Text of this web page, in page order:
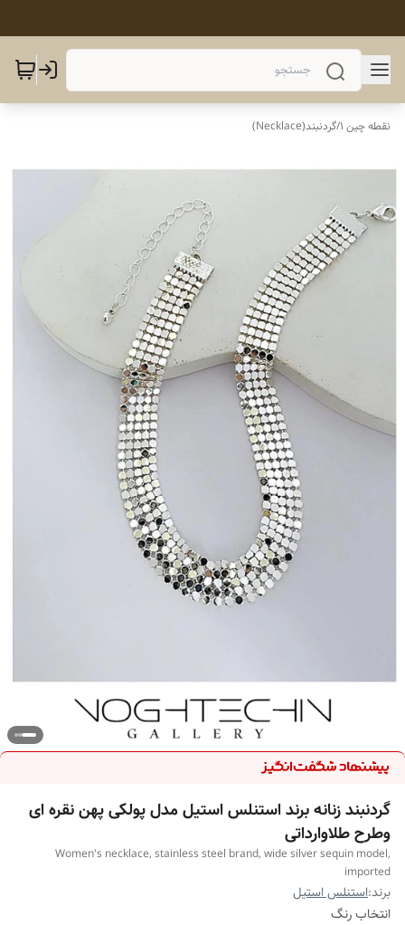
نقطه چین 1 /گردنبند(Necklace)
گردنبند زنانه برند استنلس استیل مدل پولکی پهن نقره ای
وطرح طلاوارداتی
Women's necklace, stainless steel brand, wide silver sequin model,
imported
برند:استنلس استیل
انتخاب رنگ